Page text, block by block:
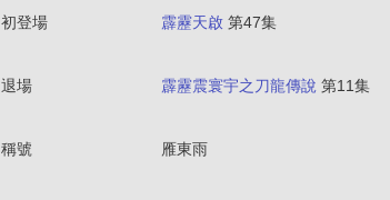
初登場 霹靂天啟第47集
退場 霹靂震寰宇之刀龍傳說第11集
稱號 雁東雨